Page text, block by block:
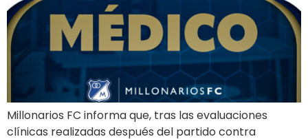
Millonarios FC informa que, tras las evaluaciones
clínicas realizadas después del partido contra